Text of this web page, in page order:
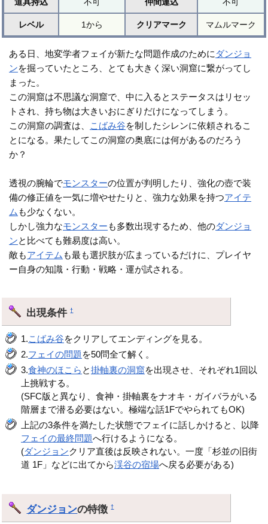
道具持込 不可 仲間連込 不可
レベル 1から クリアマーク マムルマーク
ある日、地変学者フェイが新たな問題作成のために ダンジョ
ンを掘っていたところ、とても大きく深い洞窟に繋がってし
まった。
この洞窟は不思議な洞窟で、中に入るとステータスはリセッ
トされ、持ち物は大きいおにぎりだけになってしまう。
この洞窟の調査は、
こばみ谷を制したシレンに依頼されるこ
とになる。果たしてこの洞窟の奥底には何があるのだろう
か？
透視の腕輪でモンスターの位置が判明したり、強化の壺で装
備の修正値を一気に増やせたりと、強力な効果を持つアイテ
ム も少なくない。
しかし強力なモンスターも多数出現するため、他のダンジョ
ンと比べても難易度は高い。
敵もアイテム も最も選択肢が広まっているだけに、プレイヤ
ー自身の知識・行動・戦略・運が試される。
出現条件†
1.こばみ谷をクリアしてエンディングを見る。
2.フェイの問題 を50問全て解く。
3.食神のほこら と掛軸裏の洞窟を出現させ、それぞれ1回以
上挑戦する。
(SFC版と異なり、食神・掛軸裏をナオキ・ガイバラがいる
階層まで潜る必要はない。極端な話1FでやられてもOK)
上記の3条件を満たした状態でフェイに話しかけると、以降
フェイの最終問題へ行けるようになる。
(ダンジョンクリア直後は反映されない。一度「杉並の旧街
道 1F」などに出てから渓谷の宿場へ戻る必要がある)
ダンジョンの特徴†